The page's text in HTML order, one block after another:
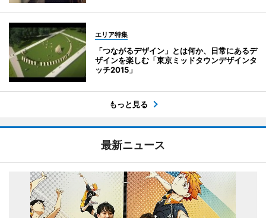
エリア特集
「つながるデザイン」とは何か、日常にあるデ
ザインを楽しむ「東京ミッドタウンデザインタ
ッチ2015」
もっと見る
最新ニュース